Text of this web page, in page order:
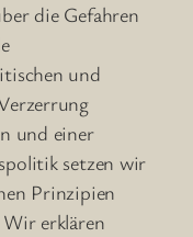
die Gefahren
und
und einer
setzen wir
Prinzipien
erklären